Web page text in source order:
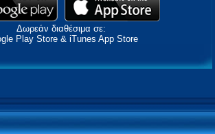
Δωρεάν διαθέσιμα σε:
Play Store & iTunes App Store